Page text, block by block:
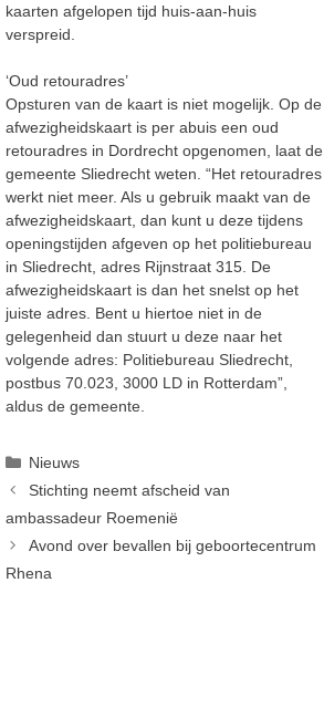
kaarten afgelopen tijd huis-aan-huis
verspreid.
‘Oud retouradres’
Opsturen van de kaart is niet mogelijk. Op de
afwezigheidskaart is per abuis een oud
retouradres in Dordrecht opgenomen, laat de
gemeente Sliedrecht weten. “Het retouradres
werkt niet meer. Als u gebruik maakt van de
afwezigheidskaart, dan kunt u deze tijdens
openingstijden afgeven op het politiebureau
in Sliedrecht, adres Rijnstraat 315. De
afwezigheidskaart is dan het snelst op het
juiste adres. Bent u hiertoe niet in de
gelegenheid dan stuurt u deze naar het
volgende adres: Politiebureau Sliedrecht,
postbus 70.023, 3000 LD in Rotterdam”,
aldus de gemeente.
Categorieën
Nieuws
Stichting neemt afscheid van
ambassadeur Roemenië
Avond over bevallen bij geboortecentrum
Rhena